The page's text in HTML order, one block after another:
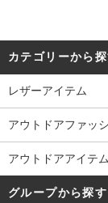
カテゴリーから
レザーアイテム
アウトドアファッ
アウトドアアイテム
グループから探す